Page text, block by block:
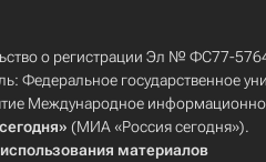
о регистрации Эл № ФС77-
Федеральное государственное
Международное
(МИА «Россия сегодня»).
материалов